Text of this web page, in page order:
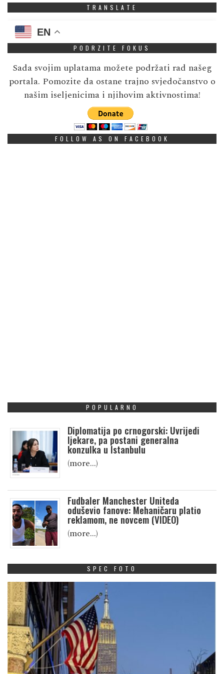
TRANSLATE
EN
PODRZITE FOKUS
Sada svojim uplatama možete podržati rad našeg
portala. Pomozite da ostane trajno svjedočanstvo o
našim iseljenicima i njihovim aktivnostima!
FOLLOW AS ON FACEBOOK
POPULARNO
Diplomatija po crnogorski: Uvrijedi
ljekare, pa postani generalna
konzulka u Istanbulu
(more…)
Fudbaler Manchester Uniteda
oduševio fanove: Mehaničaru platio
reklamom, ne novcem (VIDEO)
(more…)
SPEC FOTO